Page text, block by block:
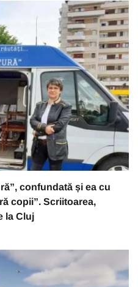
confundată și ea cu
copii”. Scriitoarea,
la Cluj